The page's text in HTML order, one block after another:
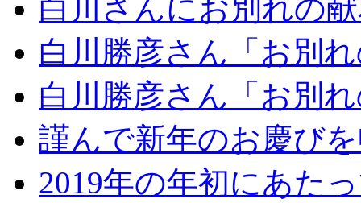
白川さんにお別れの
白川勝彦さん「お別
白川勝彦さん「お別
謹んで新年のお慶び
2019年の年初にあた